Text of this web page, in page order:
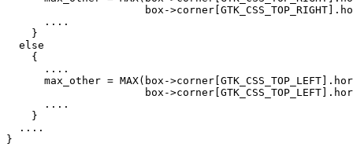
box-
      ....
    }
  else
    {
      ....
max_other = MAX(box-
box-
      ....
    }
  ....
}